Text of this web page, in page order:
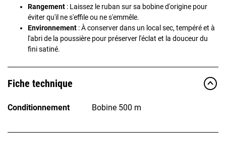
Rangement : Laissez le ruban sur sa bobine d'origine pour
éviter qu'il ne s'effile ou ne s'emmêle.
Environnement : À conserver dans un local sec, tempéré et à
l'abri de la poussière pour préserver l'éclat et la douceur du
fini satiné.
Fiche technique
Conditionnement Bobine 500 m